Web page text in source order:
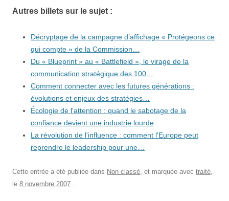
Autres billets sur le sujet :
Décryptage de la campagne d’affichage « Protégeons ce
qui compte » de la Commission…
Du « Blueprint » au « Battlefield », le virage de la
communication stratégique des 100…
Comment connecter avec les futures générations :
évolutions et enjeux des stratégies…
Écologie de l'attention : quand le sabotage de la
confiance devient une industrie lourde
La révolution de l'influence : comment l'Europe peut
reprendre le leadership pour une…
Cette entrée a été publiée dans Non classé, et marquée avec traité,
le 8 novembre 2007 .